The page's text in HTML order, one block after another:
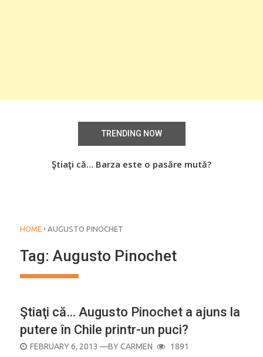
TRENDING NOW
Ştiaţi că… Barza este o pasăre mută?
HOME › AUGUSTO PINOCHET
Tag: Augusto Pinochet
Ştiaţi că… Augusto Pinochet a ajuns la
putere în Chile printr-un puci?
POSTED
FEBRUARY 6, 2013 —BYCARMEN 1891